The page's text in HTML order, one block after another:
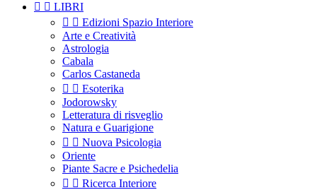
  LIBRI
  Edizioni Spazio Interiore
Arte e Creatività
Astrologia
Cabala
Carlos Castaneda
  Esoterika
Jodorowsky
Letteratura di risveglio
Natura e Guarigione
  Nuova Psicologia
Oriente
Piante Sacre e Psichedelia
  Ricerca Interiore